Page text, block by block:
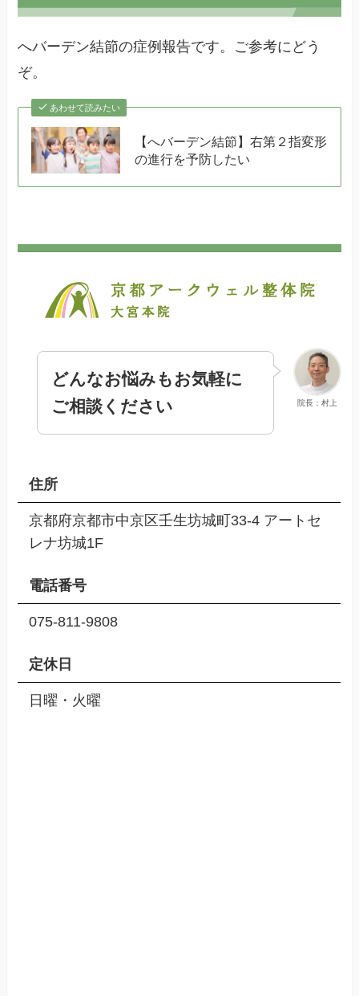
へバーデン結節の症例報告です。ご参考にどう
ぞ。
あわせて読みたい
【へバーデン結節】右第２指変形
の進行を予防したい
院長：村上
どんなお悩みもお気軽に
ご相談ください
住所
京都府京都市中京区壬生坊城町33-4 アートセ
レナ坊城1F
電話番号
075-811-9808
定休日
日曜・火曜